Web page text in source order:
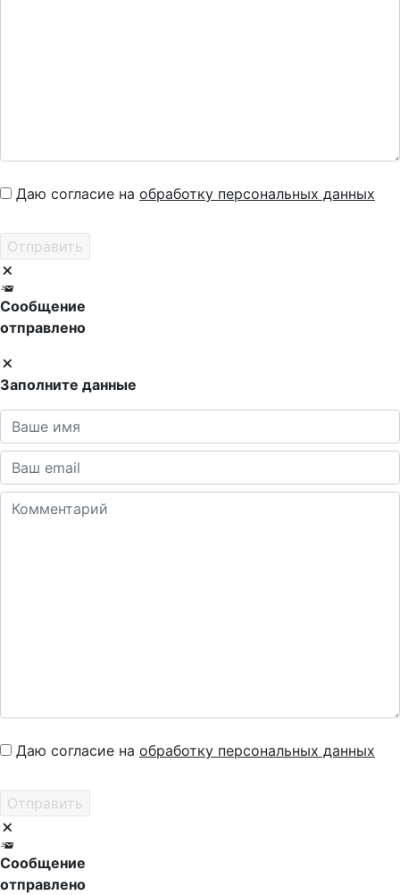
Даю согласие на обработку персональных данных
Сообщение
отправлено
Заполните данные
Даю согласие на обработку персональных данных
Сообщение
отправлено